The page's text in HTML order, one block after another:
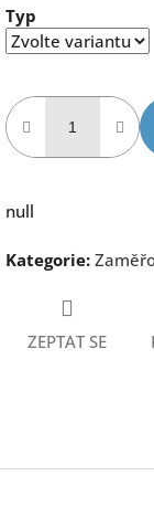
Typ
null
Kategorie:
ZEPTAT SE